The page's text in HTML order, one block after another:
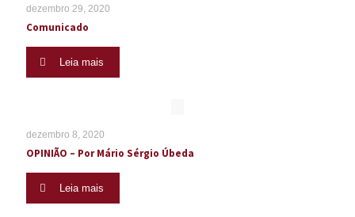
dezembro 29, 2020
Comunicado
Leia mais
dezembro 8, 2020
OPINIÃO – Por Mário Sérgio Úbeda
Leia mais